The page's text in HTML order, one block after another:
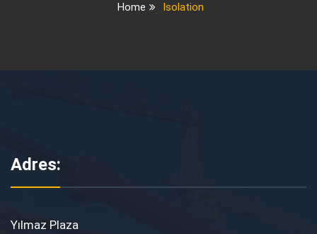
Home Isolation
Adres:
Yılmaz Plaza